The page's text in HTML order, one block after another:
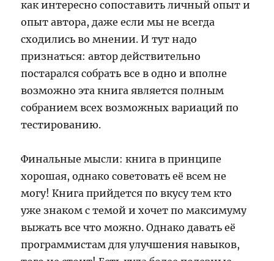
как интересно сопоставить личный опыт и
опыт автора, даже если мы не всегда
сходились во мнении. И тут надо
признаться: автор действительно
постарался собрать все в одно и вполне
возможно эта книга является полным
собранием всех возможных вариаций по
тестированию.
Финальные мысли: книга в принципе
хорошая, однако советовать её всем не
могу! Книга прийдется по вкусу тем кто
уже знаком с темой и хочет по максимуму
выжать все что можно. Однако давать её
программистам для улучшения навыков,